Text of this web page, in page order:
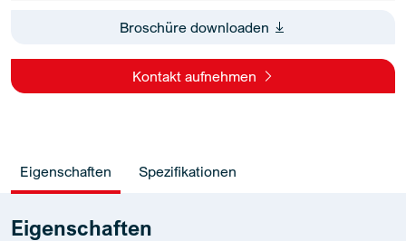
Broschüre downloaden
Kontakt aufnehmen
Eigenschaften Spezifikationen
Eigenschaften